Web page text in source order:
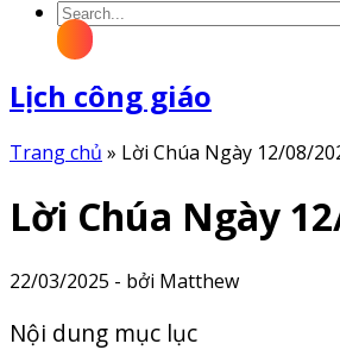
Lịch công giáo
Trang chủ » Lời Chúa Ngày 12/08/
Lời Chúa Ngày
22/03/2025 - bởi Matthew
Nội dung mục lục